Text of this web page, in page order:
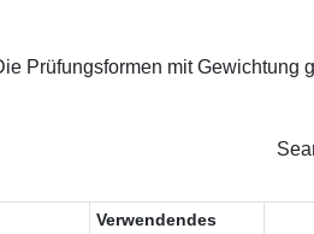
Prüfungsformen mit Gewichtung
Verwendendes